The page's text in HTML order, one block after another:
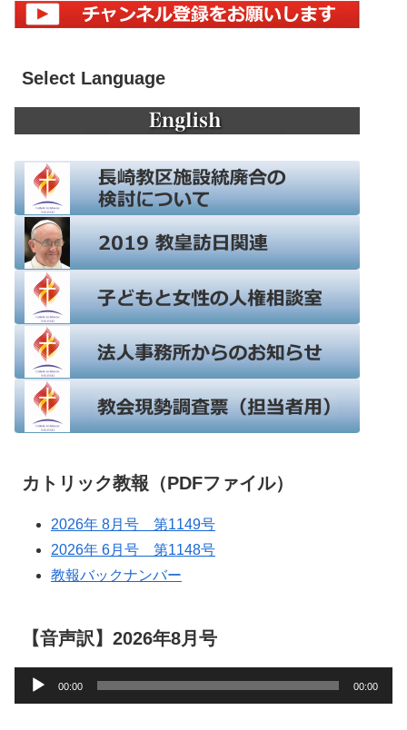
Select Language
カトリック教報（PDFファイル）
2026年 8月号 第1149号
2026年 6月号 第1148号
教報バックナンバー
【音声訳】2026年8月号
声
00:00 00:00